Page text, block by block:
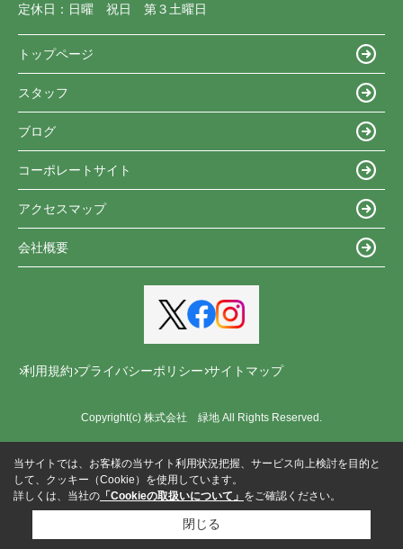
定休日： 日曜 祝日 第３土曜日
トップページ
スタッフ
ブログ
コーポレートサイト
アクセスマップ
会社概要
利用規約 プライバシーポリシー サイトマップ
Copyright(c) 株式会社 緑地 All Rights Reserved.
当サイトでは、お客様の当サイト利用状況把握、サービス向上検討を目的と
して、クッキー（Cookie）を使用しています。
詳しくは、当社の 「Cookieの取扱いについて」 をご確認ください。
閉じる